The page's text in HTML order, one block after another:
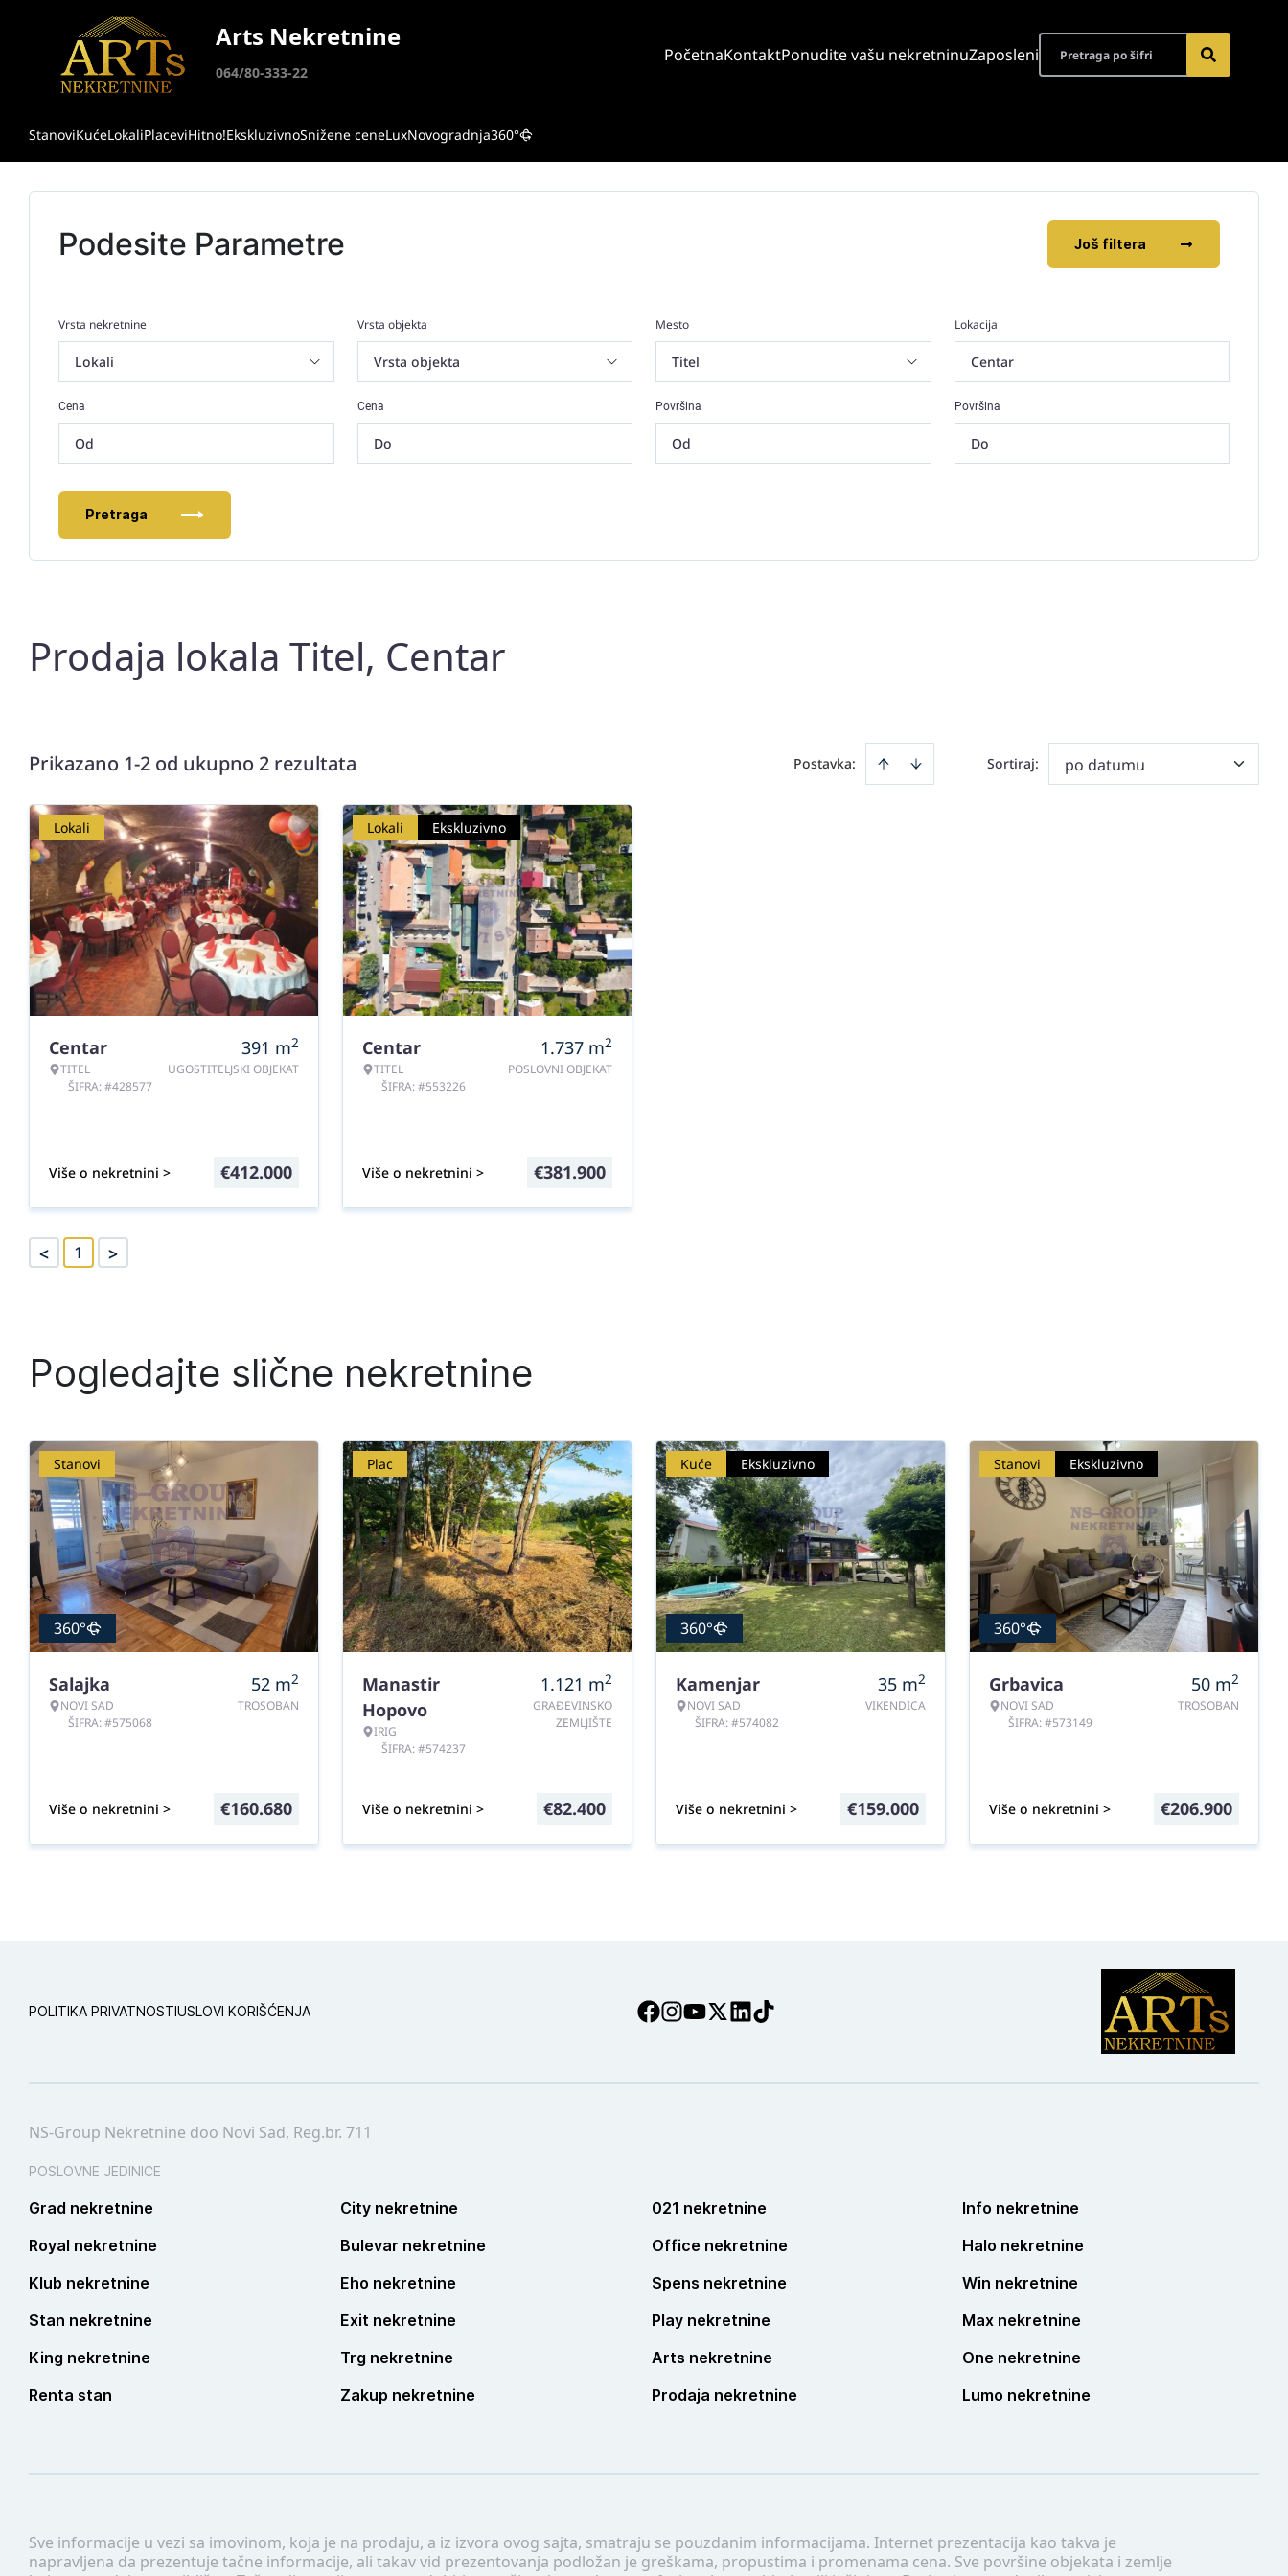
Arts Nekretnine
064/80-333-22
PočetnaKontaktPonudite vašu nekretninuZaposleni
StanoviKućeLokaliPlaceviHitno!EkskluzivnoSnižene ceneLuxNovogradnja360°
Podesite Parametre Još filtera
Vrsta nekretnine Vrsta objekta Mesto Lokacija
Centar
Cena Cena Površina Površina
Pretraga
Prodaja lokala Titel, Centar
Prikazano 1-2 od ukupno 2 rezultata Postavka: Sortiraj: po datumu
Lokali
Centar
TITEL
ŠIFRA: #428577
391 m2
UGOSTITELJSKI OBJEKAT
Više o nekretnini > €412.000
Lokali Ekskluzivno
Centar
TITEL
ŠIFRA: #553226
1.737 m2
POSLOVNI OBJEKAT
Više o nekretnini > €381.900
< 1 >
Pogledajte slične nekretnine
Stanovi
360°
Salajka
NOVI SAD
ŠIFRA: #575068
52 m2
TROSOBAN
Više o nekretnini > €160.680
Plac
Manastir
Hopovo
IRIG
ŠIFRA: #574237
1.121 m2
GRAĐEVINSKO
ZEMLJIŠTE
Više o nekretnini > €82.400
Kuće Ekskluzivno
360°
Kamenjar
NOVI SAD
ŠIFRA: #574082
35 m2
VIKENDICA
Više o nekretnini > €159.000
Stanovi Ekskluzivno
360°
Grbavica
NOVI SAD
ŠIFRA: #573149
50 m2
TROSOBAN
Više o nekretnini > €206.900
POLITIKA PRIVATNOSTIUSLOVI KORIŠĆENJA
Sve informacije u vezi sa imovinom, koja je na prodaju, a iz izvora ovog sajta, smatraju se pouzdanim informacijama. Internet prezentacija kao takva je
napravljena da prezentuje tačne informacije, ali takav vid prezentovanja podložan je greškama, propustima i promenama cena. Sve površine objekata i zemlje
NS-Group Nekretnine doo Novi Sad, Reg.br. 711
POSLOVNE JEDINICE
Grad nekretnine City nekretnine 021 nekretnine
Info nekretnine
Royal nekretnine
Bulevar nekretnine Office nekretnine
Halo nekretnine
Klub nekretnine
Eho nekretnine Spens nekretnine
Win nekretnine
Stan nekretnine
Exit nekretnine Play nekretnine
Max nekretnine
King nekretnine
Trg nekretnine Arts nekretnine
One nekretnine
Renta stan
Zakup nekretnine Prodaja nekretnine Lumo nekretnine